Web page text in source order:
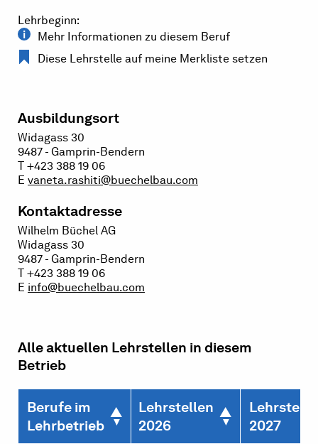
Lehrbeginn:
Mehr Informationen zu diesem Beruf
Diese Lehrstelle auf meine Merkliste setzen
Ausbildungsort
Widagass 30
9487 - Gamprin-Bendern
T +423 388 19 06
E vaneta.rashiti@buechelbau.com
Kontaktadresse
Wilhelm Büchel AG
Widagass 30
9487 - Gamprin-Bendern
T +423 388 19 06
E info@buechelbau.com
Alle aktuellen Lehrstellen in diesem
Betrieb
Berufe im
Lehrbetrieb
Lehrstellen
2026
2027